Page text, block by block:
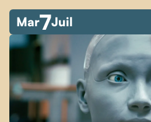
Mar7Juil